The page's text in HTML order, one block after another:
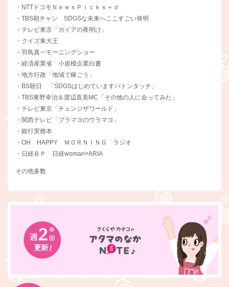
・NTTドコモＮｅｗｓＰｉｃｋｓ＋ｄ
・TBS朝チャン SDGSな未来へここすごい発明
・テレビ東京「ガイアの夜明け」
・クイズ東大王
・羽鳥真一モーニングショー
・経済産業省 小規模企業白書
・地方行政「地域で稼ごう」
・BS朝日 「SDGSはじめていますバトンタッチ」
・TBS東野幸治＆渡辺直美MC「その他の人に会ってみた」
・テレビ東京「チェンジザワールド」
・関西テレビ「ブラマヨのウラマヨ」
・銀行実務本
・OH HAPPY ＭＯＲＮＩＮＧ ラジオ
・日経ＢＰ 日経woman×ARIA
その他多数